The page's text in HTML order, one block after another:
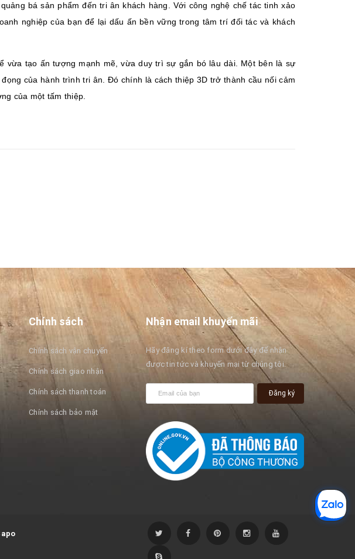
bá sản phẩm đến tri ân khách hàng. Với công nghệ chế tác tinh xảo
nghiệp của bạn để lại dấu ấn bền vững trong tâm trí đối tác và khách
vừa tạo ấn tượng mạnh mẽ, vừa duy trì sự gắn bó lâu dài. Một bên là sự
của hành trình tri ân. Đó chính là cách thiệp 3D trở thành cầu nối cảm
của một tấm thiệp.
Chính sách
Chính sách vận chuyển
Chính sách giao nhận
Chính sách thanh toán
Chính sách bảo mật
Nhận email khuyến mãi
Hãy đăng kí theo form dưới đây để nhận
được tin tức và khuyến mại từ chúng tôi.
Đăng ký